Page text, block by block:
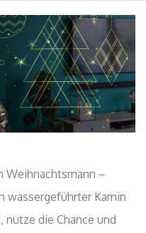
Weihnachtsmann –
wassergeführter Kamin
die Chance und